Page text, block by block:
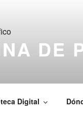
DE
Digital